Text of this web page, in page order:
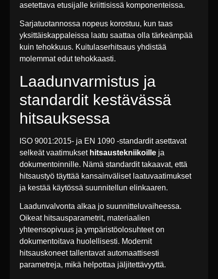
asetettava etusijalle kriittisissä komponenteissa.
Sarjatuotannossa nopeus korostuu, kun taas
yksittäiskappaleissa laatu saattaa olla tärkeämpää
kuin tehokkuus. Kuitulaserhitsaus yhdistää
molemmat edut tehokkaasti.
Laadunvarmistus ja
standardit kestävässä
hitsauksessa
ISO 9001:2015- ja EN 1090 -standardit asettavat
selkeät vaatimukset hitsaustekniikoille ja
dokumentoinnille. Nämä standardit takaavat, että
hitsaustyö täyttää kansainväliset laatuvaatimukset
ja kestää käytössä suunnitellun elinkaaren.
Laadunvalvonta alkaa jo suunnitteluvaiheessa.
Oikeat hitsausparametrit, materiaalien
yhteensopivuus ja ympäristöolosuhteet on
dokumentoitava huolellisesti. Modernit
hitsauskoneet tallentavat automaattisesti
parametreja, mikä helpottaa jäljitettävyyttä.